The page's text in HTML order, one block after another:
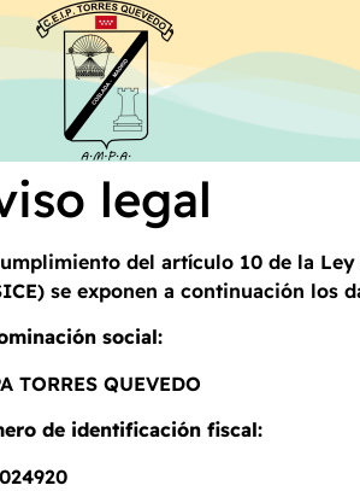
legal
del artículo 10 de la
se exponen a continuación los
social:
TORRES QUEVEDO
de identificación fiscal: